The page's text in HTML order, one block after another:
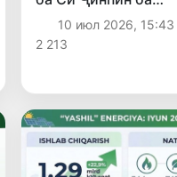
муносибати обхезӣ
сӯхтори дар Чин
ҳамдардӣ кард
10 июл 2026, 15:43
2 213